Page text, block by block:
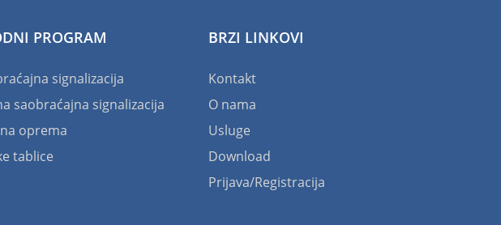
PROGRAM
signalizacija
saobraćajna signalizacija
oprema
tablice
BRZI LINKOVI
Kontakt
O nama
Usluge
Download
Prijava/Registracija